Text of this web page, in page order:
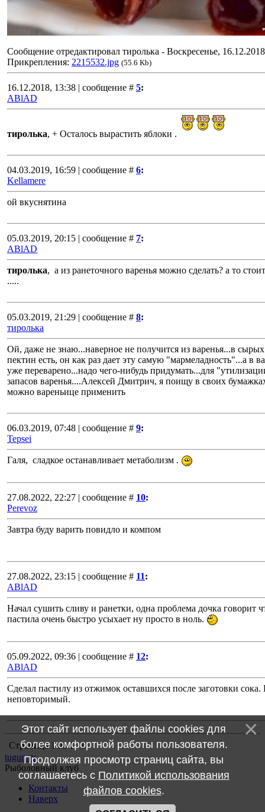
Сообщение отредактировал тиролька - Воскресенье,
Прикрепления: 2215532.jpg (55.6 Kb)
16.12.2018, 13:38 | сообщение # 5:
ABlAD
тиролька, + Осталось вырастить яблоки .
04.03.2019, 16:59 | сообщение # 6:
Kellamere
ой вкуснятина
05.03.2019, 20:15 | сообщение # 7:
ABlAD
тиролька, а из ранеточного варенья можно сделать? а то
.....
05.03.2019, 21:29 | сообщение # 8:
тиролька
Ой, даже не знаю...наверное не получится из варенья...в
пектин есть, он как раз дает эту самую "мармеладность"...а в
уже переварено...надо чего-нибудь придумать...для
запасов варенья....Алексей Дмитрич, я поищу в своих
можно вареньице применить
06.03.2019, 07:48 | сообщение # 9:
Tepsei
Галя, сладкое останавливает метаболизм .
27.08.2022, 22:27 | сообщение # 10:
Perevoz
Завтра буду варить повидло и компом
27.08.2022, 23:15 | сообщение # 11:
ABlAD
Начал сушить сливу и ранетки, одна проблема дочка говорит
пастила очень быстро усыхает ну просто в ноль.
05.09.2022, 09:36 | сообщение # 12:
ABlAD
Сделал пастилу из отжимок оставшихся после заготовки сока.
неповторимый.
Страница1из1
1
tugun.ru
Рыболовный клуб
Контакты
Наверх
Этот сайт использует файлы cookies для
более комфортной работы пользователя.
Продолжая просмотр страниц сайта, вы
соглашаетесь с Политикой использования
файлов cookies.